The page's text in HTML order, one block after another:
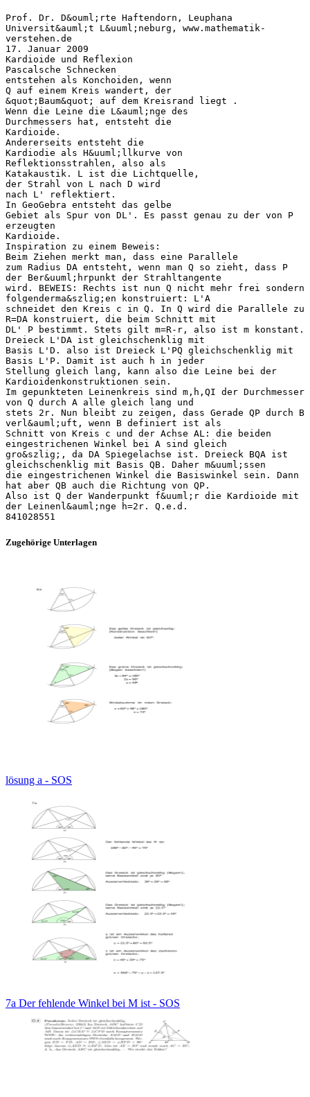
Prof. Dr. D&ouml;rte Haftendorn, Leuphana
Universit&auml;t L&uuml;neburg, www.mathematik-
verstehen.de
17. Januar 2009
Kardioide und Reflexion
Pascalsche Schnecken
entstehen als Konchoiden, wenn
Q auf einem Kreis wandert, der
&quot;Baum&quot; auf dem Kreisrand liegt .
Wenn die Leine die L&auml;nge des
Durchmessers hat, entsteht die
Kardioide.
Andererseits entsteht die
Kardiodie als H&uuml;llkurve von
Reflektionsstrahlen, also als
Katakaustik. L ist die Lichtquelle,
der Strahl von L nach D wird
nach L' reflektiert.
In GeoGebra entsteht das gelbe
Gebiet als Spur von DL'. Es passt genau zu der von P
erzeugten
Kardioide.
Inspiration zu einem Beweis:
Beim Ziehen merkt man, dass eine Parallele
zum Radius DA entsteht, wenn man Q so zieht, dass P
der Ber&uuml;hrpunkt der Strahltangente
wird. BEWEIS: Rechts ist nun Q nicht mehr frei sondern
folgenderma&szlig;en konstruiert: L'A
schneidet den Kreis c in Q. In Q wird die Parallele zu
R=DA konstruiert, die beim Schnitt mit
DL' P bestimmt. Stets gilt m=R-r, also ist m konstant.
Dreieck L'DA ist gleichschenklig mit
Basis L'D. also ist Dreieck L'PQ gleichschenklig mit
Basis L'P. Damit ist auch h in jeder
Stellung gleich lang, kann also die Leine bei der
Kardioidenkonstruktionen sein.
Im gepunkteten Leinenkreis sind m,h,QI der Durchmesser
von Q durch A alle gleich lang und
stets 2r. Nun bleibt zu zeigen, dass Gerade QP durch B
verl&auml;uft, wenn B definiert ist als
Schnitt von Kreis c und der Achse AL: die beiden
eingestrichenen Winkel bei A sind gleich
gro&szlig;, da DA Spiegelachse ist. Dreieck BQA ist
gleichschenklig mit Basis QB. Daher m&uuml;ssen
die eingestrichenen Winkel die Basiswinkel sein. Dann
hat aber QB auch die Richtung von QP.
Also ist Q der Wanderpunkt f&uuml;r die Kardioide mit
der Leinenl&auml;nge h=2r. Q.e.d.
Zugehörige Unterlagen
lösung a - SOS
7a Der fehlende Winkel bei M ist - SOS